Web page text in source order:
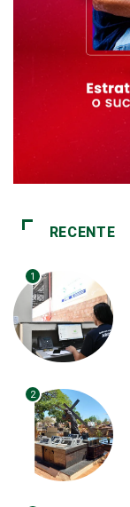
RECENTE
1
2